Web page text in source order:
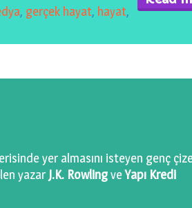
, gerçek hayat, hayat,
yer almasını isteyen genç
yazar J.K. RowlingveYapı Kredi